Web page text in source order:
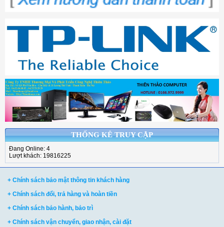
THỐNG KÊ TRUY CẬP
Đang Online: 4
Lượt khách: 19816225
+ Chính sách bảo mật thông tin khách hàng
+ Chính sách đổi, trả hàng và hoàn tiền
+ Chính sách bảo hành, bảo trì
+ Chính sách vận chuyển, giao nhận, cài đặt